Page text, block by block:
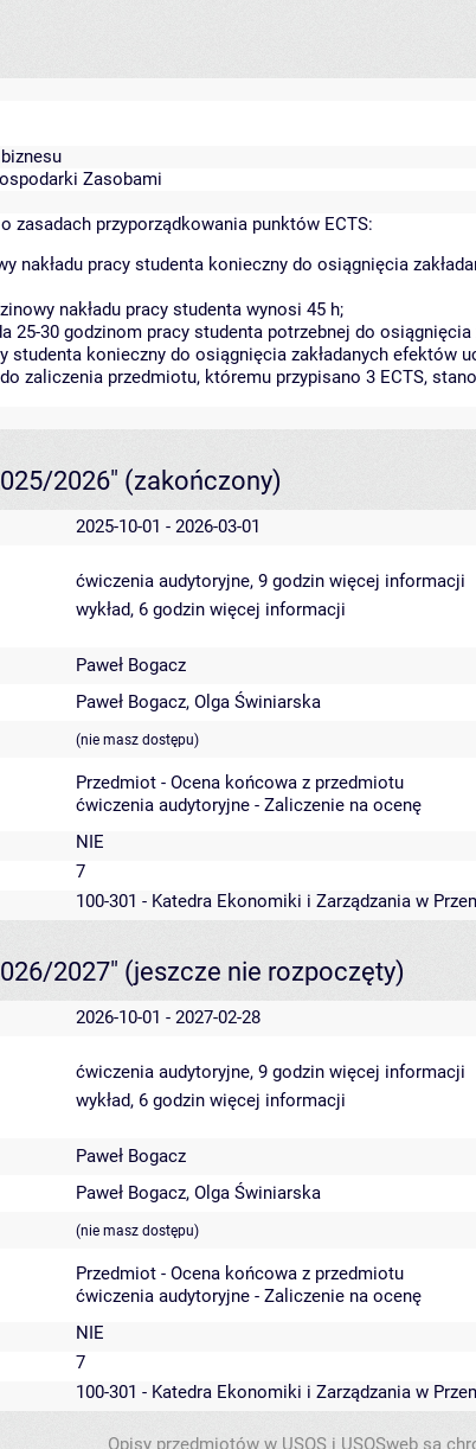
Zasobami
zasadach przyporządkowania punktów ECTS:
nakładu pracy studenta konieczny do osiągnięcia
nakładu pracy studenta wynosi 45 h;
25-30 godzinom pracy studenta potrzebnej do
studenta konieczny do osiągnięcia zakładanych efektów
zaliczenia przedmiotu, któremu przypisano 3 ECTS,
2026" (zakończony)
2025-10-01 - 2026-03-01
ćwiczenia audytoryjne, 9 godzin więcej informacji
wykład, 6 godzin więcej informacji
Paweł Bogacz
Paweł Bogacz, Olga Świniarska
(nie masz dostępu)
Przedmiot - Ocena końcowa z przedmiotu
ćwiczenia audytoryjne - Zaliczenie na ocenę
NIE
7
100-301 - Katedra Ekonomiki i Zarządzania w
2027" (jeszcze nie rozpoczęty)
2026-10-01 - 2027-02-28
ćwiczenia audytoryjne, 9 godzin więcej informacji
wykład, 6 godzin więcej informacji
Paweł Bogacz
Paweł Bogacz, Olga Świniarska
(nie masz dostępu)
Przedmiot - Ocena końcowa z przedmiotu
ćwiczenia audytoryjne - Zaliczenie na ocenę
NIE
7
100-301 - Katedra Ekonomiki i Zarządzania w
Opisy przedmiotów w USOS i USOSweb są